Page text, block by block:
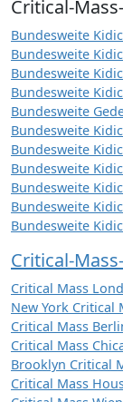
Critical-
Bundesweite
Bundesweite
Bundesweite
Bundesweite
Bundesweite
Bundesweite
Bundesweite
Bundesweite
Bundesweite
Bundesweite
Bundesweite
Critical-
Critical Mass
New York Critical
Critical Mass
Critical Mass
Brooklyn Critical
Critical Mass